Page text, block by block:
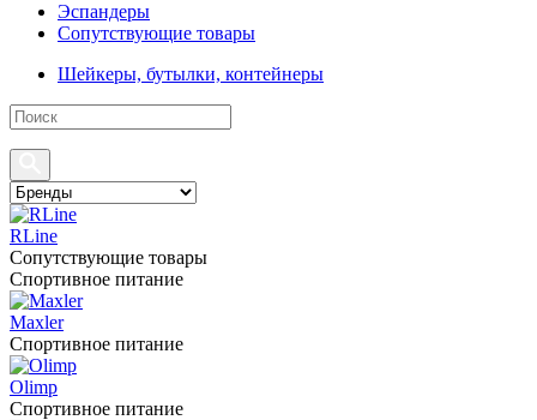
Эспандеры
Сопутствующие товары
Шейкеры, бутылки, контейнеры
RLine
Сопутствующие товары
Спортивное питание
Maxler
Спортивное питание
Olimp
Спортивное питание